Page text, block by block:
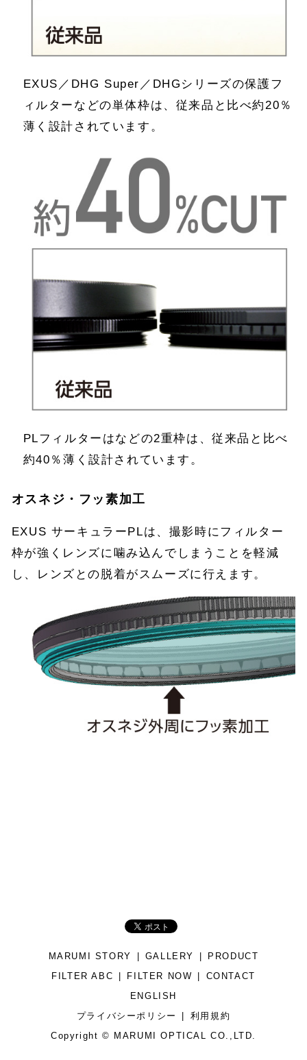
EXUS／DHG Super／DHGシリーズの保護フ
ィルターなどの単体枠は、従来品と比べ約20％
薄く設計されています。
PLフィルターはなどの2重枠は、従来品と比べ
約40％薄く設計されています。
オスネジ・フッ素加工
EXUS サーキュラーPLは、撮影時にフィルター
枠が強くレンズに噛み込んでしまうことを軽減
し、レンズとの脱着がスムーズに行えます。
MARUMI STORY GALLERY
PRODUCT
FILTER ABC
FILTER NOW
CONTACT
ENGLISH
プライバシーポリシー
利用規約
Copyright © MARUMI OPTICAL CO.,LTD.